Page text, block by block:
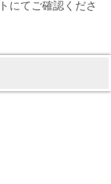
にてご確認くださ